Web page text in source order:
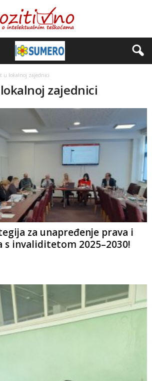
u lokalnoj zajednici
zajednici
za unapređenje prava i
s invaliditetom 2025–2030!